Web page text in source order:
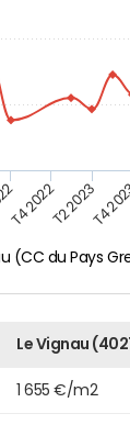
(CC du Pays
T4 2022T2 2023T4
Le Vignau
1 655 €/m2